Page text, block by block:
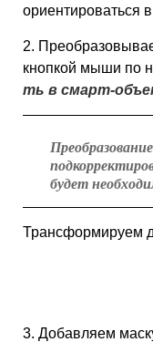
ориентироваться
2.
кнопкой мыши по
ть в смарт-
будет
Трансформируем
3. Добавляем